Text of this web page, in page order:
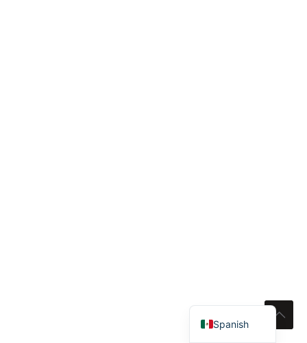
Spanish